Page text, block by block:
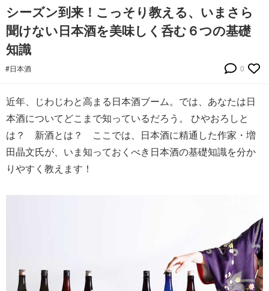
シーズン到来！こっそり教える、いまさら
聞けない日本酒を美味しく呑む６つの基礎
知識
#日本酒 0
近年、じわじわと高まる日本酒ブーム。では、あなたは日
本酒についてどこまで知っているだろう。 ひやおろしと
は？ 新酒とは？ ここでは、日本酒に精通した作家・増
田晶文氏が、いま知っておくべき日本酒の基礎知識を分か
りやすく教えます！